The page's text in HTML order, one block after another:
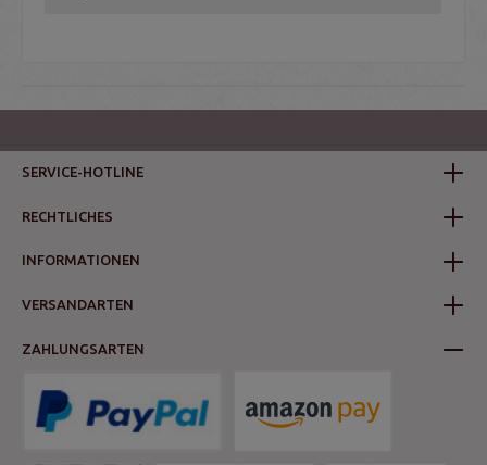
SERVICE-HOTLINE
RECHTLICHES
INFORMATIONEN
VERSANDARTEN
ZAHLUNGSARTEN